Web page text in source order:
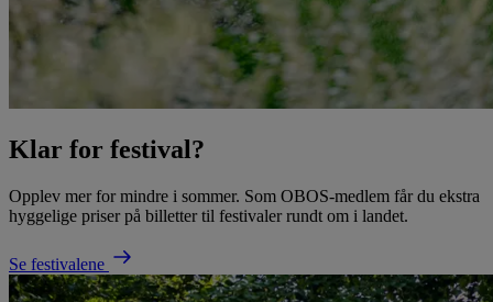
Klar for festival?
Opplev mer for mindre i sommer. Som OBOS-medlem får du ekstra
hyggelige priser på billetter til festivaler rundt om i landet.
Se festivalene